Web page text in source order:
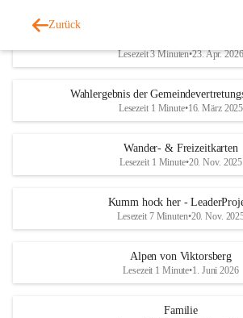
Zurück
Lesezeit 3 Minuten•23. Apr. 2026
Wahlergebnis der
Lesezeit 1 Minute•16. März 2025
Wander- & Freizeitkarten
Lesezeit 1 Minute•20. Nov. 2025
Kumm hock her -
Lesezeit 7 Minuten•20. Nov.
Alpen von Viktorsberg
Lesezeit 1 Minute•1. Juni 2026
Familie